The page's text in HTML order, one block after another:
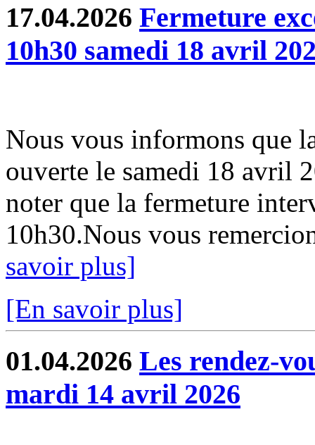
17.04.2026 Fermeture
10h30 samedi 18 avril
Nous vous informons que
ouverte le samedi 18 avril
noter que la fermeture
10h30.Nous vous
savoir plus]
[En savoir plus]
01.04.2026 Les rendez-
mardi 14 avril 2026